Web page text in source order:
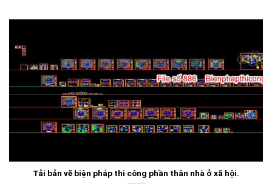
Tải bản vẽ biện pháp thi công phần thân nhà ở xã hội.